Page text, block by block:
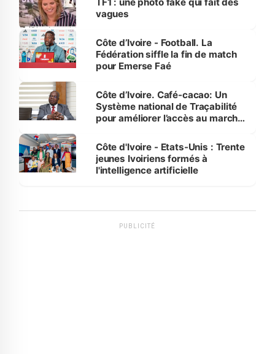
vagues
Côte d’Ivoire - Football. La
Fédération siffle la fin de match
pour Emerse Faé
Côte d’Ivoire. Café-cacao: Un
Système national de Traçabilité
pour améliorer l’accès au marché
Côte d'Ivoire - Etats-Unis : Trente
jeunes Ivoiriens formés à
l'intelligence artificielle
PUBLICITÉ